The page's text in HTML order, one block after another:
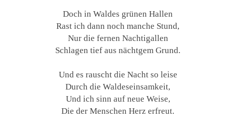
Doch in Waldes grünen Hallen
Rast ich dann noch manche Stund,
Nur die fernen Nachtigallen
Schlagen tief aus nächtgem Grund.
Und es rauscht die Nacht so leise
Durch die Waldeseinsamkeit,
Und ich sinn auf neue Weise,
Die der Menschen Herz erfreut.